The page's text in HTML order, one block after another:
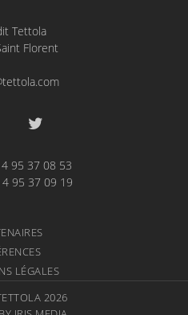
Tettola
Florent
95 37 08 53
4 95 37 09 19
LÉGALES
2026